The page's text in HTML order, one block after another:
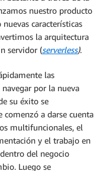
nuestro producto
características
la arquitectura
servidor (serverless).
las
por la nueva
su éxito se
a darse cuenta
multifuncionales, el
y el trabajo en
del negocio
Luego se